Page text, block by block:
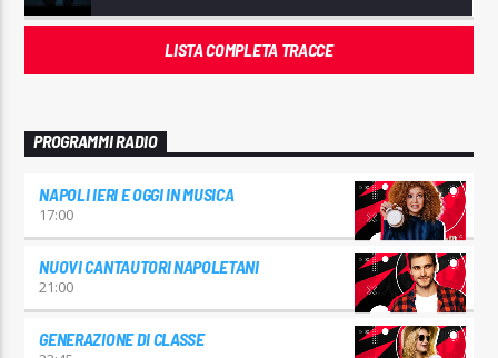
LISTA COMPLETA TRACCE
PROGRAMMI RADIO
NAPOLI IERI E OGGI IN MUSICA
17:00
NUOVI CANTAUTORI NAPOLETANI
21:00
GENERAZIONE DI CLASSE